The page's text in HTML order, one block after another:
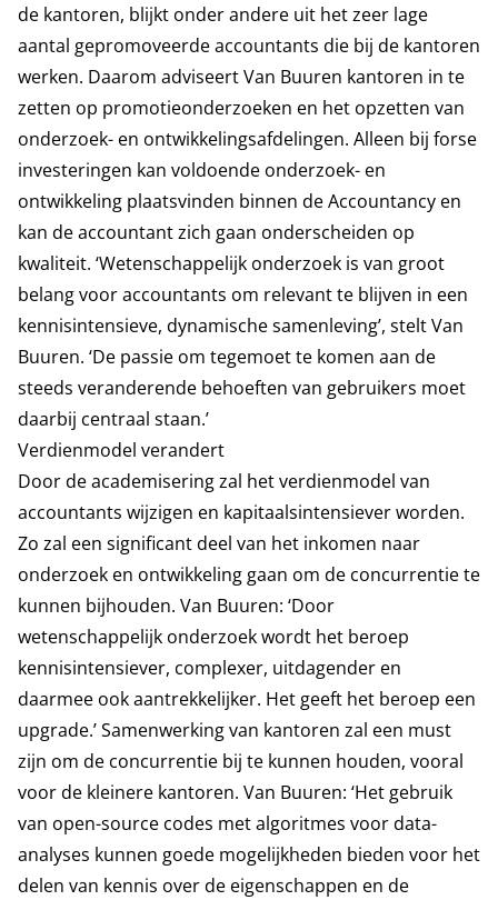
de kantoren, blijkt onder andere uit het zeer lage
aantal gepromoveerde accountants die bij de kantoren
werken. Daarom adviseert Van Buuren kantoren in te
zetten op promotieonderzoeken en het opzetten van
onderzoek- en ontwikkelingsafdelingen. Alleen bij forse
investeringen kan voldoende onderzoek- en
ontwikkeling plaatsvinden binnen de Accountancy en
kan de accountant zich gaan onderscheiden op
kwaliteit. ‘Wetenschappelijk onderzoek is van groot
belang voor accountants om relevant te blijven in een
kennisintensieve, dynamische samenleving’, stelt Van
Buuren. ‘De passie om tegemoet te komen aan de
steeds veranderende behoeften van gebruikers moet
daarbij centraal staan.’
Verdienmodel verandert
Door de academisering zal het verdienmodel van
accountants wijzigen en kapitaalsintensiever worden.
Zo zal een significant deel van het inkomen naar
onderzoek en ontwikkeling gaan om de concurrentie te
kunnen bijhouden. Van Buuren: ‘Door
wetenschappelijk onderzoek wordt het beroep
kennisintensiever, complexer, uitdagender en
daarmee ook aantrekkelijker. Het geeft het beroep een
upgrade.’ Samenwerking van kantoren zal een must
zijn om de concurrentie bij te kunnen houden, vooral
voor de kleinere kantoren. Van Buuren: ‘Het gebruik
van open-source codes met algoritmes voor data-
analyses kunnen goede mogelijkheden bieden voor het
delen van kennis over de eigenschappen en de